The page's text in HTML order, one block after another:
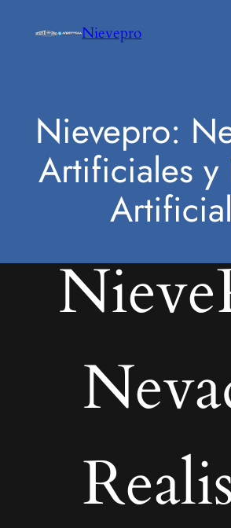
Nievepro
Nievepro:
Artificiales y